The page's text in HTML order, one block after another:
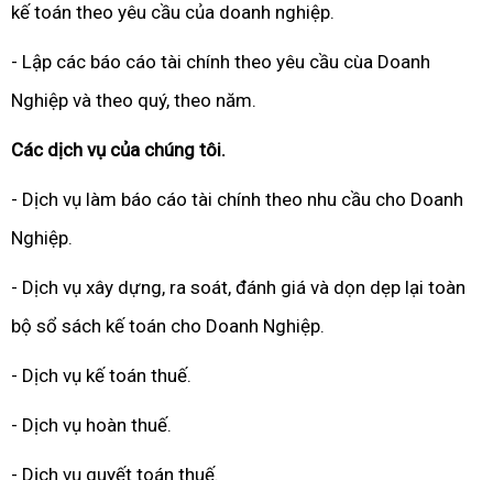
kế toán theo yêu cầu của doanh nghiệp.
- Lập các báo cáo tài chính theo yêu cầu cùa Doanh
Nghiệp và theo quý, theo năm.
Các dịch vụ của chúng tôi.
- Dịch vụ làm báo cáo tài chính theo nhu cầu cho Doanh
Nghiệp.
- Dịch vụ xây dựng, ra soát, đánh giá và dọn dẹp lại toàn
bộ sổ sách kế toán cho Doanh Nghiệp.
- Dịch vụ kế toán thuế.
- Dịch vụ hoàn thuế.
- Dịch vụ quyết toán thuế.